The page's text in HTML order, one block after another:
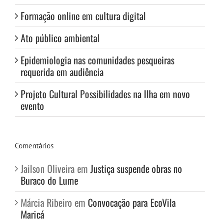
Formação online em cultura digital
Ato público ambiental
Epidemiologia nas comunidades pesqueiras
requerida em audiência
Projeto Cultural Possibilidades na Ilha em novo
evento
Comentários
Jailson Oliveira em Justiça suspende obras no
Buraco do Lume
Márcia Ribeiro em Convocação para EcoVila
Maricá